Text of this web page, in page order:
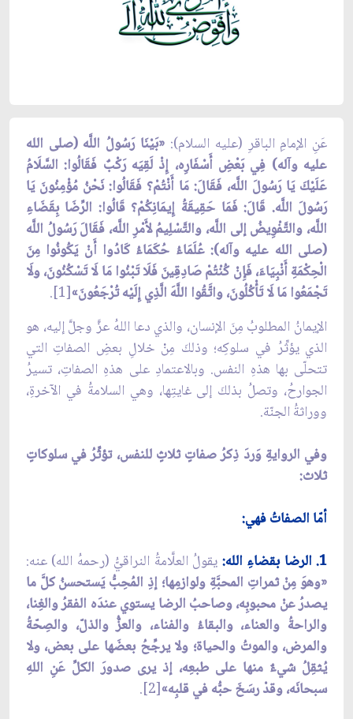
عَنِ الإمامِ الباقرِ (عليه السلام): «بَيْنَا رَسُولُ اللَّه (صلى الله
عليه وآله) فِي بَعْضِ أَسْفَارِه، إِذْ لَقِيَه رَكْبٌ فَقَالُوا: السَّلَامُ
عَلَيْكَ يَا رَسُولَ اللَّه، فَقَالَ: مَا أَنْتُمْ؟ فَقَالُوا: نَحْنُ مُؤْمِنُونَ يَا
رَسُولَ اللَّه. قَالَ: فَمَا حَقِيقَةُ إِيمَانِكُمْ؟ قَالُوا: الرِّضَا بِقَضَاءِ
اللَّه، والتَّفْوِيضُ إلى اللَّه، والتَّسْلِيمُ لأَمْرِ اللَّه، فَقَالَ رَسُولُ اللَّه
(صلى الله عليه وآله): عُلَمَاءُ حُكَمَاءُ كَادُوا أَنْ يَكُونُوا مِنَ
الْحِكْمَةِ أَنْبِيَاءَ، فَإِنْ كُنْتُمْ صَادِقِينَ فَلَا تَبْنُوا مَا لَا تَسْكُنُونَ، ولَا
تَجْمَعُوا مَا لَا تَأْكُلُونَ، واتَّقُوا اللَّهَ الَّذِي إِلَيْه تُرْجَعُونَ»[1].
الإيمانُ المطلوبُ مِنَ الإنسان، والذي دعا اللهُ عزَّ وجلَّ إليه، هو
الذي يؤثِّرُ في سلوكِه؛ وذلكَ مِنْ خلالِ بعضِ الصفاتِ التي
تتحلّى بها هذهِ النفس. وبالاعتمادِ على هذهِ الصفاتِ، تسيرُ
الجوارحُ، وتصلُ بذلكَ إلى غايتِها، وهي السلامةُ في الآخرةِ،
ووراثةُ الجنّة.
وفي الروايةِ وَردَ ذِكرُ صفاتٍ ثلاثٍ للنفس، تؤثِّرُ في سلوكاتٍ
ثلاث:
أمّا الصفاتُ فهي:
1. الرضا بقضاءِ الله:
يقولُ العلَّامةُ النراقيُّ (رحمهُ الله) عنه:
«وهوَ مِنْ ثمراتِ المحبَّةِ ولوازمِها؛ إذِ المُحِبُّ يَستحسنُ كلَّ ما
يصدرُ عنْ محبوبِه، وصاحبُ الرضا يستوي عندَه الفقرُ والغِنا،
والراحةُ والعناء، والبقاءُ والفناء، والعزُّ والذلّ، والصِحّةُ
والمرض، والموتُ والحياة؛ ولا يرجِّحُ بعضَها على بعض، ولا
يُثقِلُ شيءٌ منها على طبعِه، إذ يرى صدورَ الكلِّ عَنِ اللهِ
سبحانَه، وقدْ رسَخَ حبُّه في قلبِه»[2].